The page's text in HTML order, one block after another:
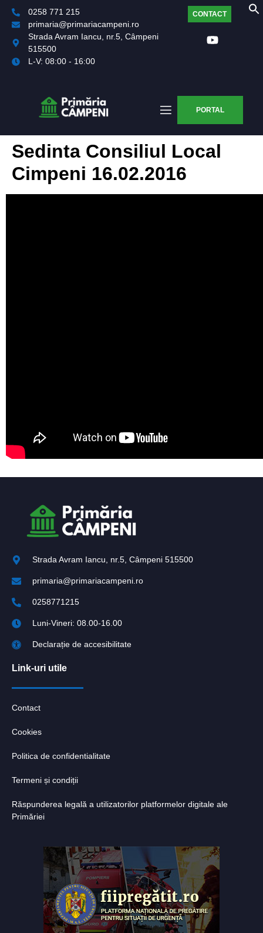
0258 771 215
primaria@primariacampeni.ro
Strada Avram Iancu, nr.5, Câmpeni
515500
L-V: 08:00 - 16:00
CONTACT
PORTAL
Sedinta Consiliul Local
Cimpeni 16.02.2016
Strada Avram Iancu, nr.5, Câmpeni 515500
primaria@primariacampeni.ro
0258771215
Luni-Vineri: 08.00-16.00
Declarație de accesibilitate
Link-uri utile
Contact
Cookies
Politica de confidentialitate
Termeni și condiții
Răspunderea legală a utilizatorilor platformelor digitale ale
Primăriei